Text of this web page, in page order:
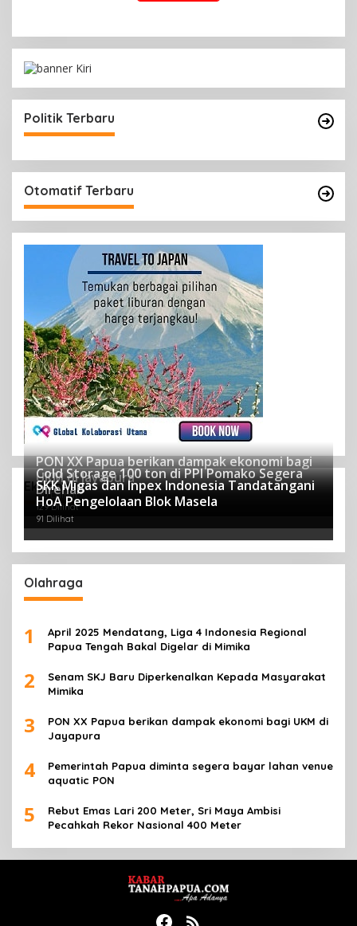
Politik Terbaru
Otomatif Terbaru
Ekonomi
PON XX Papua berikan dampak ekonomi bagi
UKM di Jayapura
130 Dilihat
Cold Storage 100 ton di PPI Pomako Segera
Direhab
129 Dilihat
SKK Migas dan Inpex Indonesia Tandatangani
HoA Pengelolaan Blok Masela
91 Dilihat
Olahraga
1
April 2025 Mendatang, Liga 4 Indonesia Regional
Papua Tengah Bakal Digelar di Mimika
2
Senam SKJ Baru Diperkenalkan Kepada Masyarakat
Mimika
3
PON XX Papua berikan dampak ekonomi bagi UKM di
Jayapura
4
Pemerintah Papua diminta segera bayar lahan venue
aquatic PON
5
Rebut Emas Lari 200 Meter, Sri Maya Ambisi
Pecahkah Rekor Nasional 400 Meter